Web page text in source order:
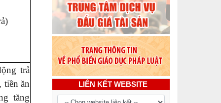
trả
tiền ăn
tăng
LIÊN KẾT WEBSITE